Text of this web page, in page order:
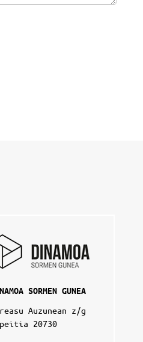
SORMEN GUNEA
Auzunean z/g
20730